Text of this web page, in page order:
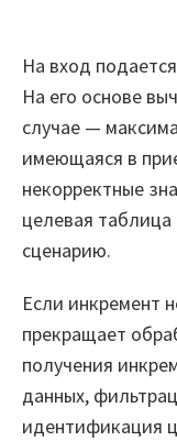
На вход
На его основе
случае —
имеющаяся в
некорректные
целевая таблица
сценарию.
Если инкремент
прекращает
получения
данных,
идентификация